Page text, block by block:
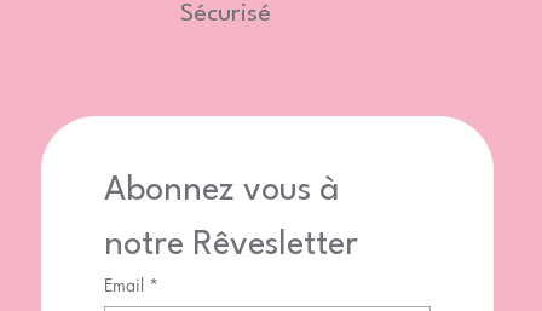
Abonnez vous à
notre Rêvesletter
Email *
Sécurisé